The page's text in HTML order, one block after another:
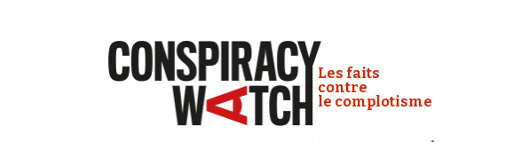
Conspiracy Watch :
Les faits
contre
le complotisme